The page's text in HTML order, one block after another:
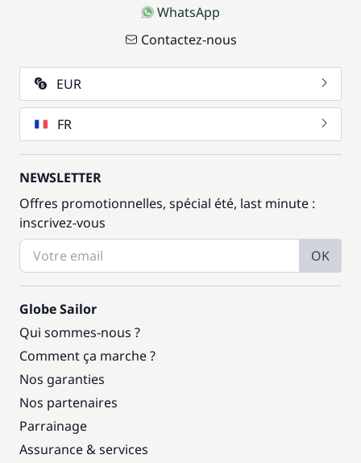
WhatsApp
Contactez-nous
EUR
FR
NEWSLETTER
Offres promotionnelles, spécial été, last minute :
inscrivez-vous
OK
Globe Sailor
Qui sommes-nous ?
Comment ça marche ?
Nos garanties
Nos partenaires
Parrainage
Assurance & services